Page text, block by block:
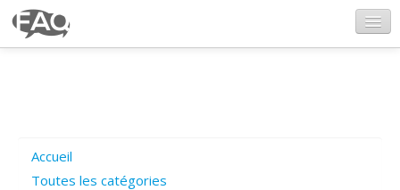
Poser une question
Accueil
Toutes les catégories